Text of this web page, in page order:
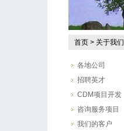
首页 > 关于我们
各地公司
招聘英才
CDM项目开发
咨询服务项目
我们的客户